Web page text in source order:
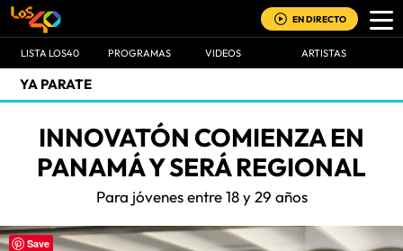
EN DIRECTO
LISTA LOS40 PROGRAMAS VIDEOS ARTISTAS
YA PARATE
INNOVATÓN COMIENZA EN
PANAMÁ Y SERÁ REGIONAL
Para jóvenes entre 18 y 29 años
Save